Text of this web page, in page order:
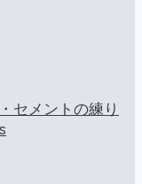
セメントの練り